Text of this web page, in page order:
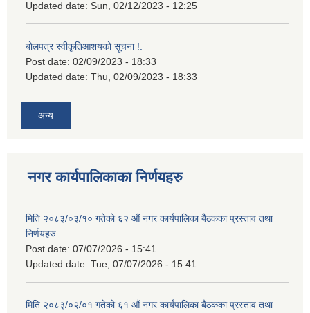
Updated date: Sun, 02/12/2023 - 12:25
बोलपत्र स्वीकृतिआशयको सूचना !.
Post date: 02/09/2023 - 18:33
Updated date: Thu, 02/09/2023 - 18:33
अन्य
नगर कार्यपालिकाका निर्णयहरु
मिति २०८३/०३/१० गतेको ६२ औं नगर कार्यपालिका बैठकका प्रस्ताव तथा
निर्णयहरु
Post date: 07/07/2026 - 15:41
Updated date: Tue, 07/07/2026 - 15:41
मिति २०८३/०२/०१ गतेको ६१ औं नगर कार्यपालिका बैठकका प्रस्ताव तथा